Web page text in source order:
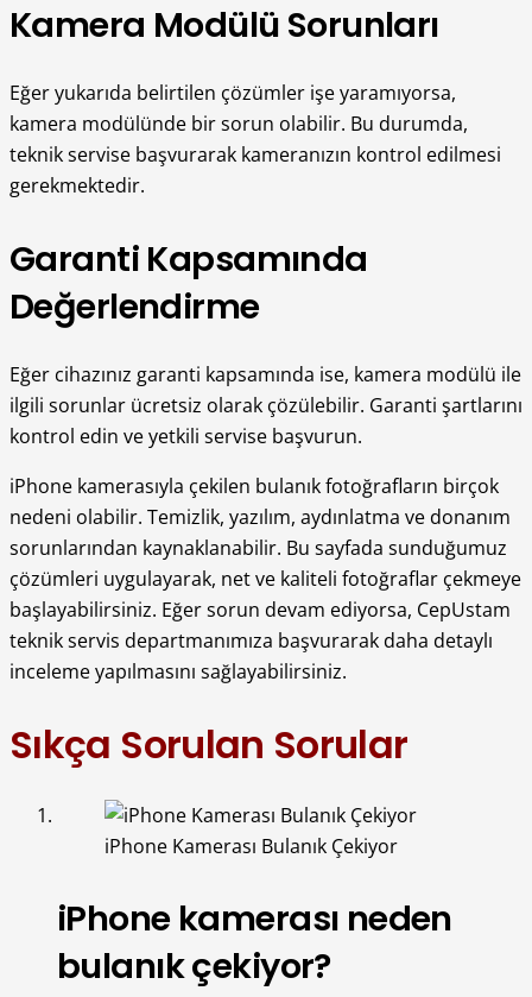
Kamera Modülü Sorunları
Eğer yukarıda belirtilen çözümler işe yaramıyorsa,
kamera modülünde bir sorun olabilir. Bu durumda,
teknik servise başvurarak kameranızın kontrol edilmesi
gerekmektedir.
Garanti Kapsamında
Değerlendirme
Eğer cihazınız garanti kapsamında ise, kamera modülü ile
ilgili sorunlar ücretsiz olarak çözülebilir. Garanti şartlarını
kontrol edin ve yetkili servise başvurun.
iPhone kamerasıyla çekilen bulanık fotoğrafların birçok
nedeni olabilir. Temizlik, yazılım, aydınlatma ve donanım
sorunlarından kaynaklanabilir. Bu sayfada sunduğumuz
çözümleri uygulayarak, net ve kaliteli fotoğraflar çekmeye
başlayabilirsiniz. Eğer sorun devam ediyorsa, CepUstam
teknik servis departmanımıza başvurarak daha detaylı
inceleme yapılmasını sağlayabilirsiniz.
Sıkça Sorulan Sorular
iPhone Kamerası Bulanık Çekiyor
iPhone kamerası neden
bulanık çekiyor?